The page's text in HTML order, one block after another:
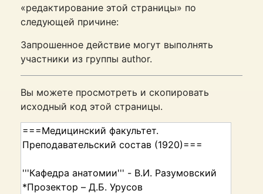
«редактирование этой страницы» по
следующей причине:
Запрошенное действие могут выполнять
участники из группы author.
Вы можете просмотреть и скопировать
исходный код этой страницы.